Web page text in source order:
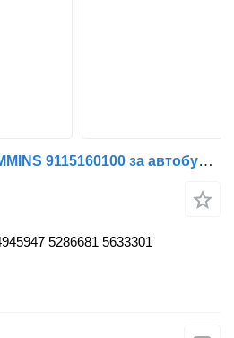
Маркуч SOLARIS, CUMMINS 9115160100 за автобус Solaris Urbino, Alpino, Vacanza (1999-)
5286681 5633301